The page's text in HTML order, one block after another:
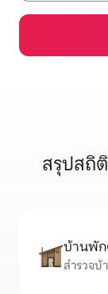
สรุปสถิ
บ้านพั
สำรวจบ้